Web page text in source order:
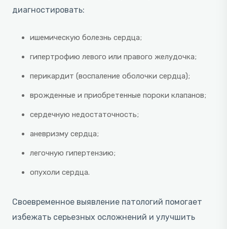
диагностировать:
ишемическую болезнь сердца;
гипертрофию левого или правого желудочка;
перикардит (воспаление оболочки сердца);
врожденные и приобретенные пороки клапанов;
сердечную недостаточность;
аневризму сердца;
легочную гипертензию;
опухоли сердца.
Своевременное выявление патологий помогает
избежать серьезных осложнений и улучшить